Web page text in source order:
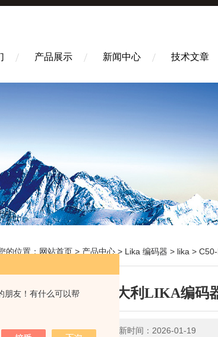
朋友！有什么可以帮
产品展示 新闻中心 技术文章
的位置： 网站首页 > 产品中心 > Lika 编码器 > lika >
意大利LIKA编码
更新时间：2026-01-19